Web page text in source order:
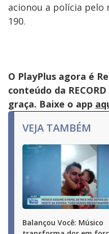
acionou a polícia pelo
190.
O PlayPlus agora é
conteúdo da
graça. Baixe o app
VEJA TAMBÉM
Balançou Você: Músico